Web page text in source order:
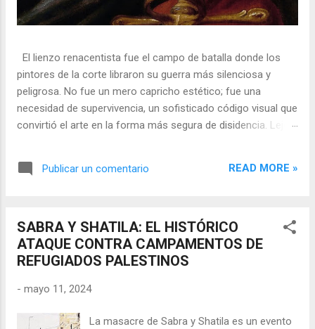
El lienzo renacentista fue el campo de batalla donde los
pintores de la corte libraron su guerra más silenciosa y
peligrosa. No fue un mero capricho estético; fue una
necesidad de supervivencia, un sofisticado código visual que
convirtió el arte en la forma más segura de disidencia. Lejos
artistas eran agentes dobles, equilibrando su necesidad de
mecenazgo real con la obligación de preservar su integridad
pintores encontraron en los símbolos, las distorsiones y los
objetos cotidianos un lenguaje cifrado capaz de eludir a los
censores y desafiar al trono. 🎭 La arquitectura del engaño
sino un objeto tridimensional y multifacético. Los pintores
de la corte eran los agentes dobles definitivos, y dominaban
Publicar un comentario READ MORE »
SABRA Y SHATILA: EL HISTÓRICO
ATAQUE CONTRA CAMPAMENTOS DE
REFUGIADOS PALESTINOS
- mayo 11, 2024
La masacre de Sabra y Shatila es un evento